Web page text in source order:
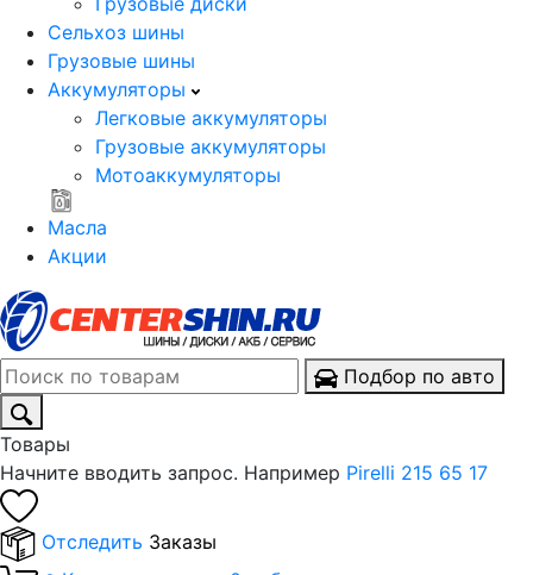
Сельхоз шины
Грузовые шины
Аккумуляторы
Легковые аккумуляторы
Грузовые аккумуляторы
Мотоаккумуляторы
Масла
Акции
Подбор по авто
Товары
Начните вводить запрос. Например Pirelli 215 65 17
Отследить Заказы